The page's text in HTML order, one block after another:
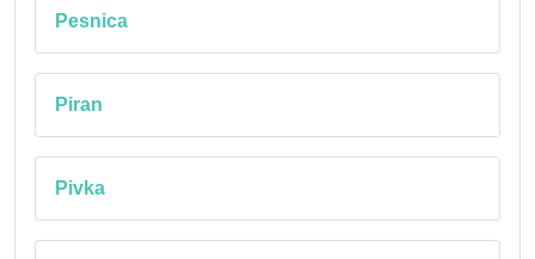
Pesnica
Piran
Pivka